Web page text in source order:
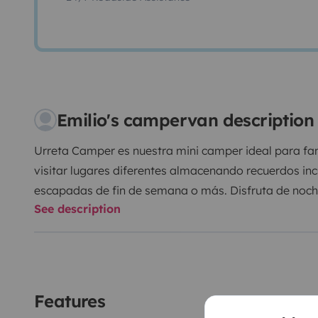
Emilio's campervan description
Urreta Camper es nuestra mini camper ideal para
visitar lugares diferentes almacenando recuerdos
escapadas de fin de semana o más. Disfruta de
civilizaciones. Es perfecta para estacionar en
cierre centralizado, elevalunas eléctricos, airbag
See description
Features